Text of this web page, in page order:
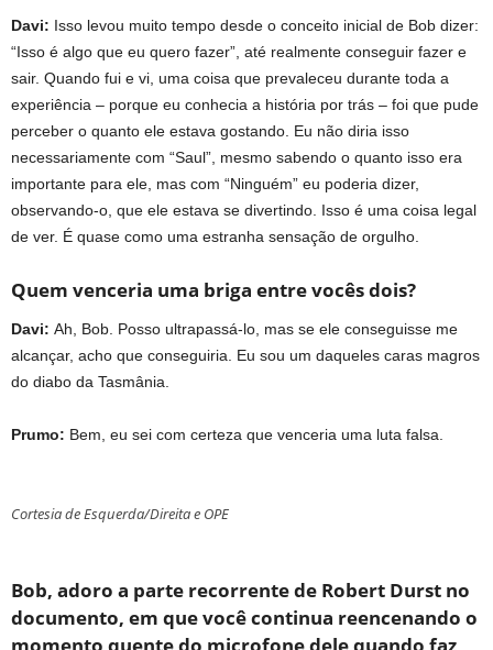
Davi: Isso levou muito tempo desde o conceito inicial de Bob dizer:
“Isso é algo que eu quero fazer”, até realmente conseguir fazer e
sair. Quando fui e vi, uma coisa que prevaleceu durante toda a
experiência – porque eu conhecia a história por trás – foi que pude
perceber o quanto ele estava gostando. Eu não diria isso
necessariamente com “Saul”, mesmo sabendo o quanto isso era
importante para ele, mas com “Ninguém” eu poderia dizer,
observando-o, que ele estava se divertindo. Isso é uma coisa legal
de ver. É quase como uma estranha sensação de orgulho.
Quem venceria uma briga entre vocês dois?
Davi: Ah, Bob. Posso ultrapassá-lo, mas se ele conseguisse me
alcançar, acho que conseguiria. Eu sou um daqueles caras magros
do diabo da Tasmânia.
Prumo: Bem, eu sei com certeza que venceria uma luta falsa.
Cortesia de Esquerda/Direita e OPE
Bob, adoro a parte recorrente de Robert Durst no
documento, em que você continua reencenando o
momento quente do microfone dele quando faz